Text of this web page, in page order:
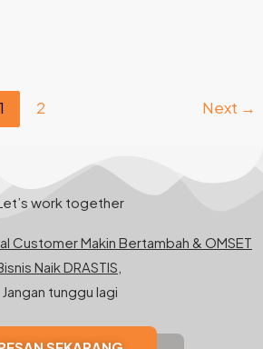
1 2 Next →
work together
Customer Makin Bertambah & OMSET
Naik DRASTIS,
Jangan tunggu lagi